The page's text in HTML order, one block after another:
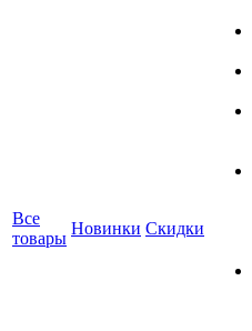
Все
товары
Новинки Скидки